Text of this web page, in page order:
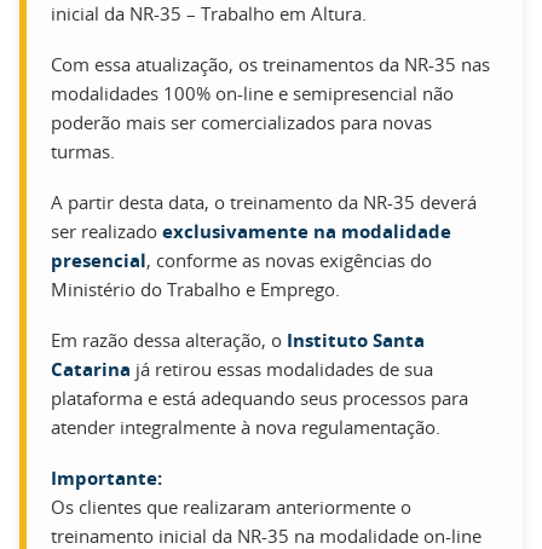
inicial da NR-35 – Trabalho em Altura.
Com essa atualização, os treinamentos da NR-35 nas
modalidades 100% on-line e semipresencial não
poderão mais ser comercializados para novas
turmas.
A partir desta data, o treinamento da NR-35 deverá
ser realizado exclusivamente na modalidade
presencial, conforme as novas exigências do
Ministério do Trabalho e Emprego.
Em razão dessa alteração, o Instituto Santa
Catarina já retirou essas modalidades de sua
plataforma e está adequando seus processos para
atender integralmente à nova regulamentação.
Importante:
Os clientes que realizaram anteriormente o
treinamento inicial da NR-35 na modalidade on-line